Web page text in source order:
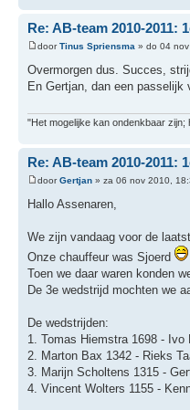
Re: AB-team 2010-2011:
doorTinus Spriensma » do 04
Overmorgen dus. Succes,
En Gertjan, dan een passelijk
"Het mogelijke kan ondenkbaar zijn;
Re: AB-team 2010-2011:
doorGertjan » za 06 nov 2010,
Hallo Assenaren,
We zijn vandaag voor de
Onze chauffeur was Sjoerd
Toen we daar waren konden
De 3e wedstrijd mochten we
De wedstrijden:
1. Tomas Hiemstra 1698 - Ivo
2. Marton Bax 1342 - Rieks
3. Marijn Scholtens 1315 -
4. Vincent Wolters 1155 -